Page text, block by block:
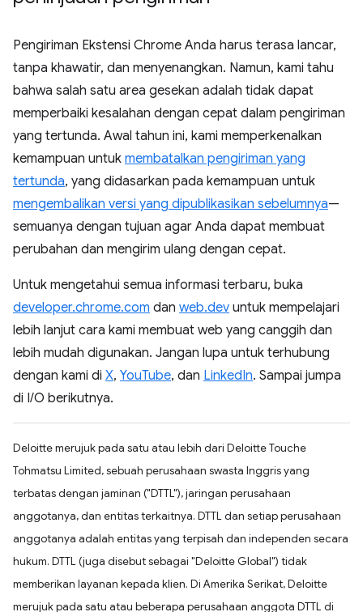
Pengiriman Ekstensi Chrome Anda harus terasa lancar,
tanpa khawatir, dan menyenangkan. Namun, kami tahu
bahwa salah satu area gesekan adalah tidak dapat
memperbaiki kesalahan dengan cepat dalam pengiriman
yang tertunda. Awal tahun ini, kami memperkenalkan
kemampuan untuk membatalkan pengiriman yang
tertunda, yang didasarkan pada kemampuan untuk
mengembalikan versi yang dipublikasikan sebelumnya—
semuanya dengan tujuan agar Anda dapat membuat
perubahan dan mengirim ulang dengan cepat.
Untuk mengetahui semua informasi terbaru, buka
developer.chrome.com dan web.dev untuk mempelajari
lebih lanjut cara kami membuat web yang canggih dan
lebih mudah digunakan. Jangan lupa untuk terhubung
dengan kami di X, YouTube, dan LinkedIn. Sampai jumpa
di I/O berikutnya.
Deloitte merujuk pada satu atau lebih dari Deloitte Touche
Tohmatsu Limited, sebuah perusahaan swasta Inggris yang
terbatas dengan jaminan ("DTTL"), jaringan perusahaan
anggotanya, dan entitas terkaitnya. DTTL dan setiap perusahaan
anggotanya adalah entitas yang terpisah dan independen secara
hukum. DTTL (juga disebut sebagai "Deloitte Global") tidak
memberikan layanan kepada klien. Di Amerika Serikat, Deloitte
merujuk pada satu atau beberapa perusahaan anggota DTTL di